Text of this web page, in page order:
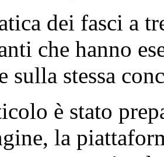
dei fasci a
che hanno
sulla stessa
è stato
la